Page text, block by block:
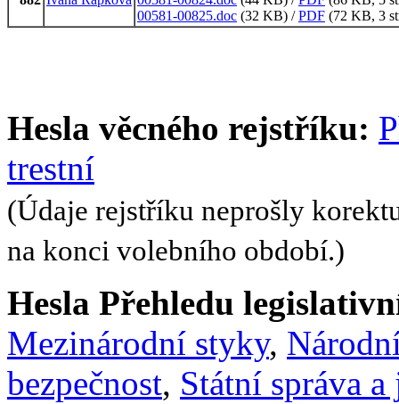
00581-00825.doc (32 KB) /PDF (72 KB, 3
Hesla věcného rejstříku:
trestní
(Údaje rejstříku neprošly
na konci volebního období.)
Hesla Přehledu
Mezinárodní styky,
bezpečnost, Státní správa a